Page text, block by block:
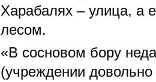
Харабалях – улица, а
лесом.
«В сосновом бору
(учреждении